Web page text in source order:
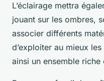
L’éclairage mettra
jouant sur les ombres,
associer différents
d’exploiter au mieux
ainsi un ensemble riche